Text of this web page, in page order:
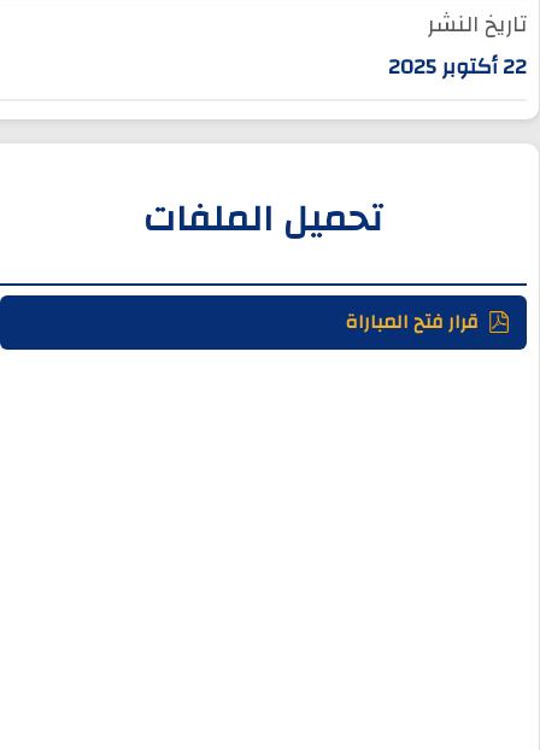
تاريخ النشر
22 أكتوبر 2025
تحميل الملفات
قرار فتح المباراة